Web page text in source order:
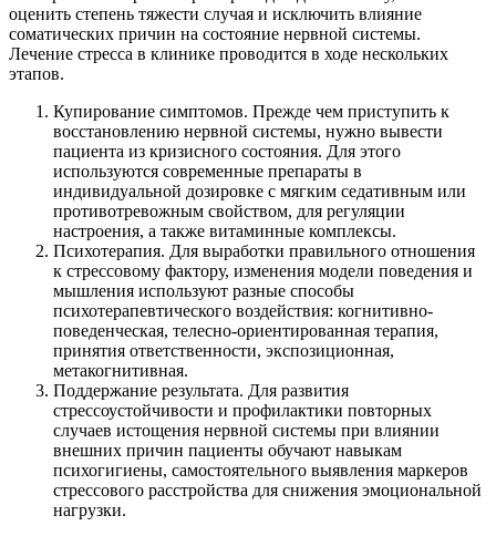
оценить степень тяжести случая и исключить влияние
соматических причин на состояние нервной системы.
Лечение стресса в клинике проводится в ходе нескольких
этапов.
Купирование симптомов. Прежде чем приступить к
восстановлению нервной системы, нужно вывести
пациента из кризисного состояния. Для этого
используются современные препараты в
индивидуальной дозировке с мягким седативным или
противотревожным свойством, для регуляции
настроения, а также витаминные комплексы.
Психотерапия. Для выработки правильного отношения
к стрессовому фактору, изменения модели поведения и
мышления используют разные способы
психотерапевтического воздействия: когнитивно-
поведенческая, телесно-ориентированная терапия,
принятия ответственности, экспозиционная,
метакогнитивная.
Поддержание результата. Для развития
стрессоустойчивости и профилактики повторных
случаев истощения нервной системы при влиянии
внешних причин пациенты обучают навыкам
психогигиены, самостоятельного выявления маркеров
стрессового расстройства для снижения эмоциональной
нагрузки.